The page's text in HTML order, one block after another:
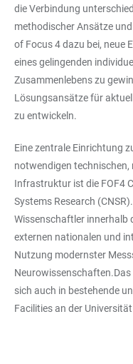
die Verbindung
methodischer Ansätze
of Focus 4 dazu bei, neue
eines gelingenden
Zusammenlebens zu
Lösungsansätze für
zu entwickeln.
Eine zentrale Einrichtung
notwendigen
Infrastruktur ist die FOF4
Systems Research
Wissenschaftler innerhalb
externen nationalen und
Nutzung modernster
sich auch in bestehende
Facilities an der